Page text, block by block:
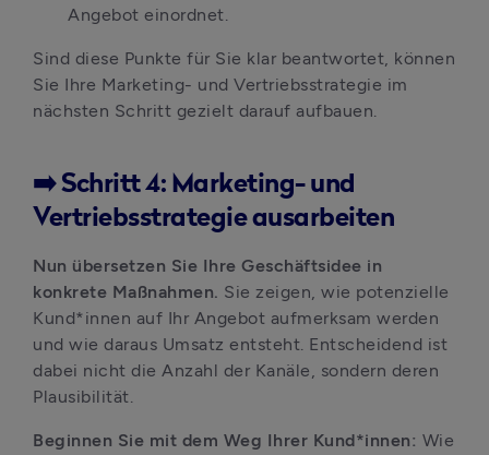
Angebot einordnet.
Sind diese Punkte für Sie klar beantwortet, können
Sie Ihre Marketing- und Vertriebsstrategie im
nächsten Schritt gezielt darauf aufbauen.
➡️ Schritt 4: Marketing- und
Vertriebsstrategie ausarbeiten
Nun übersetzen Sie Ihre Geschäftsidee in
konkrete Maßnahmen. Sie zeigen, wie potenzielle
Kund*innen auf Ihr Angebot aufmerksam werden
und wie daraus Umsatz entsteht. Entscheidend ist
dabei nicht die Anzahl der Kanäle, sondern deren
Plausibilität.
Beginnen Sie mit dem Weg Ihrer Kund*innen: Wie